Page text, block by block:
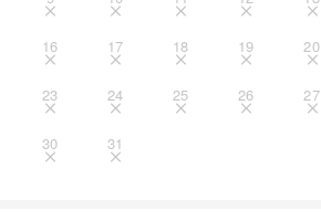
16 17 18 19 20
23 24 25 26 27
30 31